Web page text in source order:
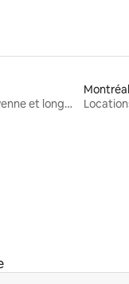
Locations moyenne et longue durée
Montréal